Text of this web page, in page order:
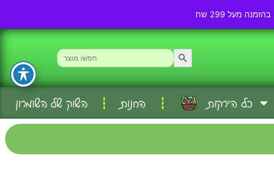
Search
for:
Search Button
השוק של השומרון החנות כל הירקות